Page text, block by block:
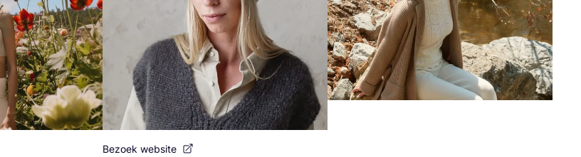
Bezoek website